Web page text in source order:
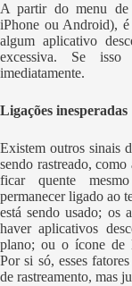
A partir do menu de
iPhone ou Android),
algum aplicativo
excessiva. Se isso
imediatamente.
Ligações inesperadas
Existem outros sinais
sendo rastreado, como
ficar quente
permanecer ligado ao
está sendo usado; os
haver aplicativos
plano; ou o ícone de
Por si só, esses
de rastreamento, mas